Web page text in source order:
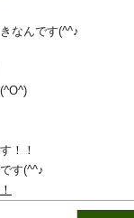
なんです(^^♪
！！
す(^^♪